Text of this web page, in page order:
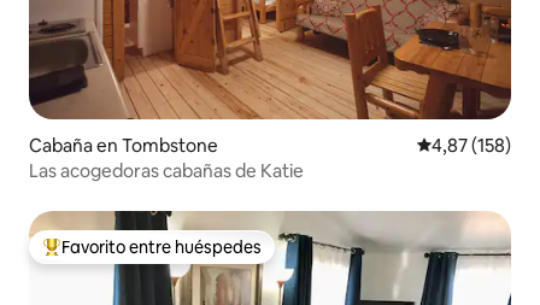
Cabaña en Tombstone Calificación
4,87 (158)
Las acogedoras cabañas de Katie
Favorito entre los huéspedes más destacados
Favorito entre huéspedes